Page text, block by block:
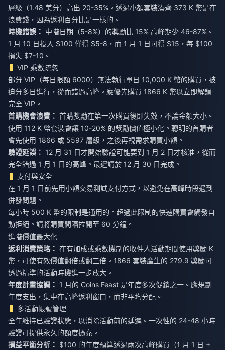
層級（1.48 美分）高出 20-35%。透過小額套裝湊齊 373 K 幣是在
浪費錢，因為返利百分比是一樣的。
時機錯誤： 中階日期（5-8%）的獎勵比 15% 高峰期少 46-87%。
1 月 10 日投入 $100 僅得 $5-8，而 1 月 1 日可得 $15，每 $100
損失 $7-10。
VIP 乘數疏忽
部分 VIP（每日限額 6000）無法執行單日 10,000 K 幣的購買，被
迫分多日進行，從而錯過高峰。應優先購買 1866 K 幣以立即解鎖
完全 VIP。
首購機會浪費： 首購獎勵在第一次購買後即失效，不論金額大小。
使用 112 K 幣套裝會讓 10-20% 的獎勵價值極小化。聰明的首購者
會先使用 1866 或 5597 層級，之後再視需求購買小額。
驗證延誤： 12 月 31 日才開始驗證可能要到 1 月 2 日才核准，從而
完全錯過 1 月 1 日的高峰。最遲請於 12 月 30 日完成。
支付與安全
在 1 月 1 日前先用小額交易測試支付方式，以避免在高峰時段遇到
併發問題。
每小時 500 K 幣的限制是通用的。超過此限制的快速購買會觸發自
動拒絕。請將購買間隔拉開至 60 分鐘。
進階價值最大化
返利消費策略： 在有加成或乘數機制的收件人活動期間使用獎勵 K
幣，可使有效價值翻倍或翻三倍。1866 套裝產生的 279.9 獎勵可
透過精準的活動時機進一步放大。
年度計畫協調： 1 月的 Coins Feast 是年度多次促銷之一。應規劃
年度支出，集中在高峰返利窗口，而非平均分配。
多活動帳號管理
全年維持已驗證狀態，以消除活動前的延遲。一次性的 24-48 小時
驗證可提供永久的額度擴充。
損益平衡分析： $100 的年度預算透過兩次高峰購買（1 月 1 日 +